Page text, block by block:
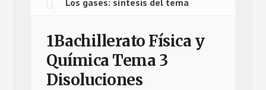
1Bachillerato Física y
Química Tema 3
Disoluciones